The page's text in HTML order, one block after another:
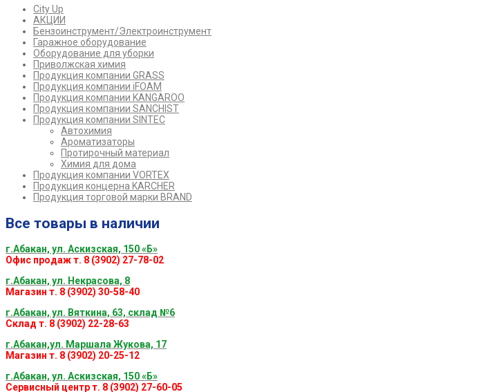
City Up
АКЦИИ
Бензоинструмент/Электроинструмент
Гаражное оборудование
Оборудование для уборки
Приволжская химия
Продукция компании GRASS
Продукция компании iFOAM
Продукция компании KANGAROO
Продукция компании SANCHIST
Продукция компании SINTEC
Автохимия
Ароматизаторы
Протирочный материал
Химия для дома
Продукция компании VORTEX
Продукция концерна KARCHER
Продукция торговой марки BRAND
Все товары в наличии
г.Абакан, ул. Аскизская, 150 «Б»
Офис продаж т. 8 (3902) 27-78-02
г.Абакан, ул. Некрасова, 8
Магазин т. 8 (3902) 30-58-40
г.Абакан, ул. Вяткина, 63, склад №6
Склад т. 8 (3902) 22-28-63
г.Абакан,ул. Маршала Жукова, 17
Магазин т. 8 (3902) 20-25-12
г.Абакан, ул. Аскизская, 150 «Б»
Сервисный центр т. 8 (3902) 27-60-05